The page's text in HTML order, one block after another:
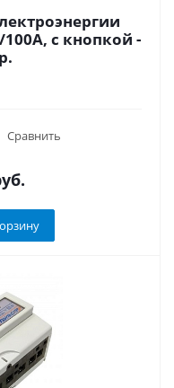
100А, с кнопкой -
Сравнить